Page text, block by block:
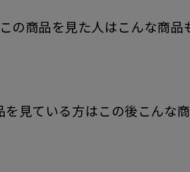
の商品を見た人はこんな商品
を見ている方はこの後こんな